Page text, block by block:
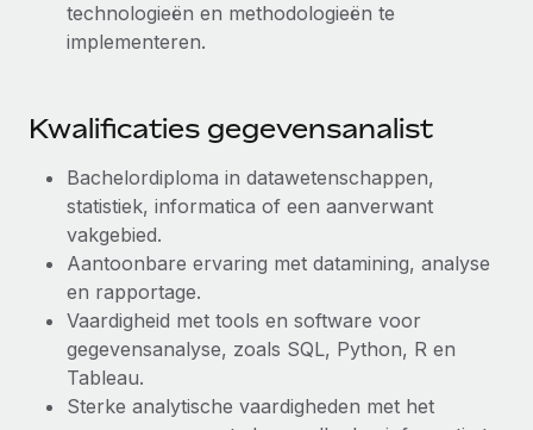
technologieën en methodologieën te
implementeren.
Kwalificaties gegevensanalist
Bachelordiploma in datawetenschappen,
statistiek, informatica of een aanverwant
vakgebied.
Aantoonbare ervaring met datamining, analyse
en rapportage.
Vaardigheid met tools en software voor
gegevensanalyse, zoals SQL, Python, R en
Tableau.
Sterke analytische vaardigheden met het